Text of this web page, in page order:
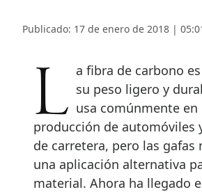
Publicado: 17 de enero de 2018 |
La fibra de carbono es notable por su peso ligero y
usa comúnmente en
producción de automóviles
de carretera, pero las gafas
una aplicación alternativa
material. Ahora ha llegado